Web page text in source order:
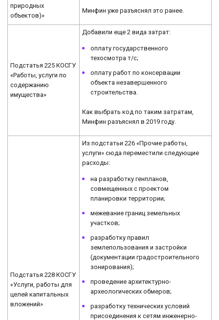
природных
объектов)»
Минфин уже разъяснял это ранее.
Подстатья 225 КОСГУ
«Работы, услуги по
содержанию
имущества»
Добавили еще 2 вида затрат:
оплату государственного
техосмотра т/с;
оплату работ по консервации
объекта незавершенного
строительства.
Как выбрать код по таким затратам,
Минфин разъяснял в 2019 году.
Подстатья 228 КОСГУ
«Услуги, работы для
целей капитальных
вложений»
Из подстатьи 226 «Прочие работы,
услуги» сюда переместили следующие
расходы:
на разработку генпланов,
совмещенных с проектом
планировки территории;
межевание границ земельных
участков;
разработку правил
землепользования и застройки
(документации градостроительного
зонирования);
проведение архитектурно-
археологических обмеров;
разработку технических условий
присоединения к сетям инженерно-